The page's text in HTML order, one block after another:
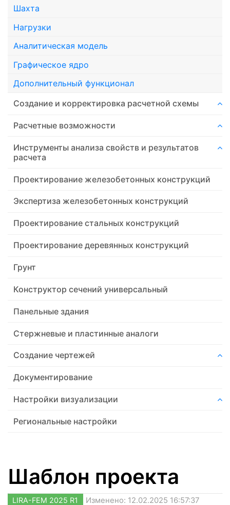
Шахта
Нагрузки
Аналитическая модель
Графическое ядро
Дополнительный функционал
Создание и корректировка расчетной схемы
Расчетные возможности
Инструменты анализа свойств и результатов
расчета
Проектирование железобетонных конструкций
Экспертиза железобетонных конструкций
Проектирование стальных конструкций
Проектирование деревянных конструкций
Грунт
Конструктор сечений универсальный
Панельные здания
Стержневые и пластинные аналоги
Создание чертежей
Документирование
Настройки визуализации
Региональные настройки
Шаблон проекта
LIRA-FEM 2025 R1 Изменено: 12.02.2025 16:57:37